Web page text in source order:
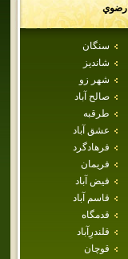
رضوي
سنگان
شانديز
شهر زو
صالح آباد
طرقبه
عشق آباد
فرهادگرد
فريمان
فيض آباد
قاسم آباد
قدمگاه
قلندرِآباد
قوچان